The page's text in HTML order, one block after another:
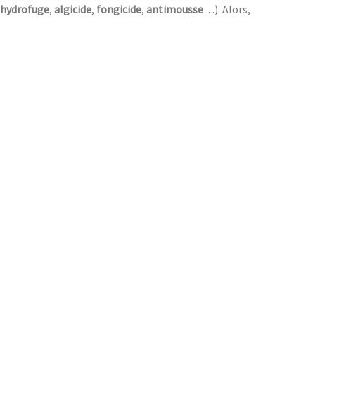
hydrofuge, algicide, fongicide, antimousse…). Alors,